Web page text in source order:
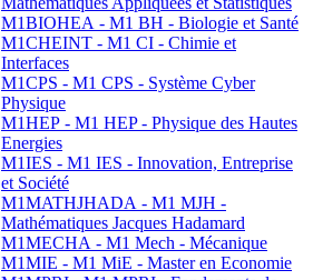
M1BIOHEA - M1 BH - Biologie et Santé
M1CHEINT - M1 CI - Chimie et
Interfaces
M1CPS - M1 CPS - Système Cyber
Physique
M1HEP - M1 HEP - Physique des Hautes
Energies
M1IES - M1 IES - Innovation, Entreprise
et Société
M1MATHJHADA - M1 MJH -
Mathématiques Jacques Hadamard
M1MECHA - M1 Mech - Mécanique
M1MIE - M1 MiE - Master en Economie